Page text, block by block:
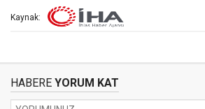
Kaynak:
HABERE YORUM KAT